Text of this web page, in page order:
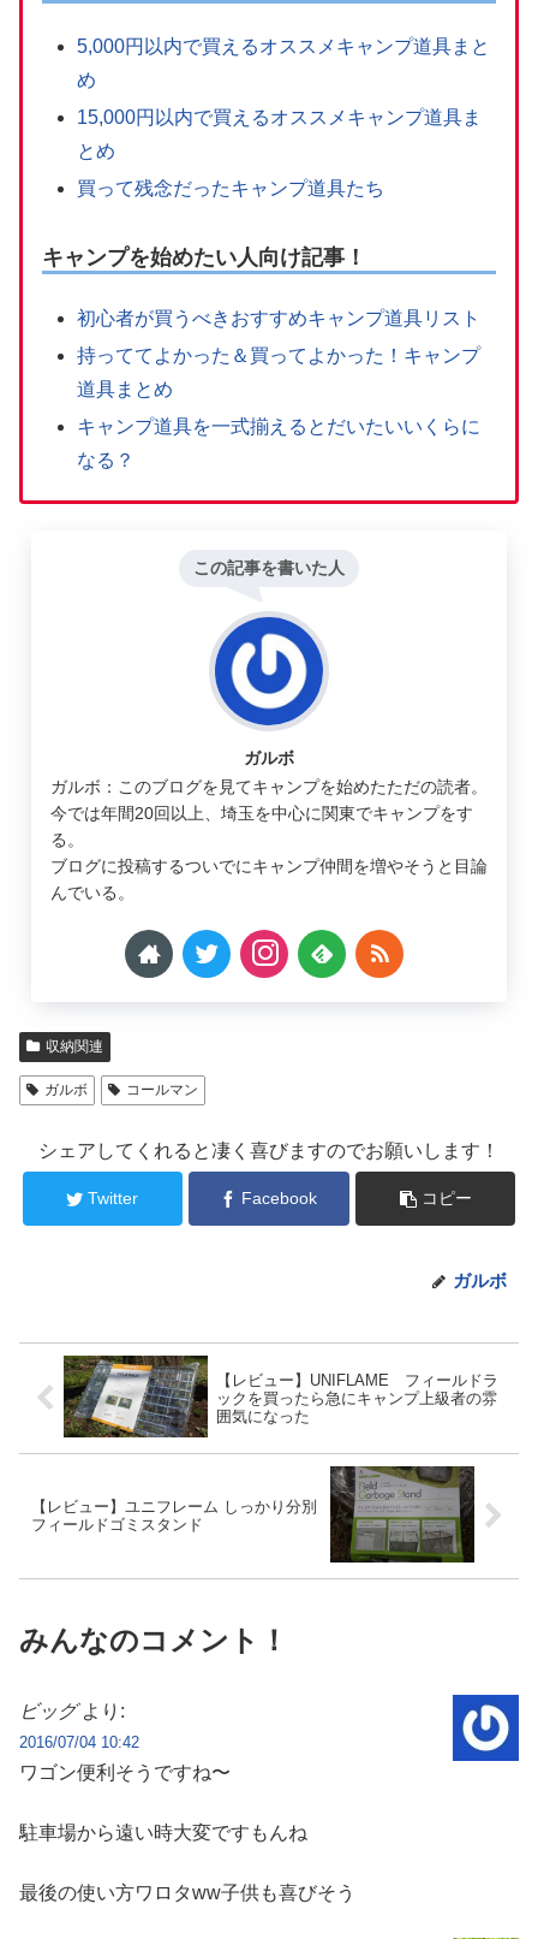
5,000円以内で買えるオススメキャンプ道具まと
め
15,000円以内で買えるオススメキャンプ道具ま
とめ
買って残念だったキャンプ道具たち
キャンプを始めたい人向け記事！
初心者が買うべきおすすめキャンプ道具リスト
持っててよかった＆買ってよかった！キャンプ
道具まとめ
キャンプ道具を一式揃えるとだいたいいくらに
なる？
この記事を書いた人
ガルボ
ガルボ：このブログを見てキャンプを始めたただの読者。
今では年間20回以上、埼玉を中心に関東でキャンプをす
る。
ブログに投稿するついでにキャンプ仲間を増やそうと目論
んでいる。
収納関連
ガルボ コールマン
シェアしてくれると凄く喜びますのでお願いします！
Twitter Facebook コピー
ガルボ
【レビュー】UNIFLAME フィールドラ
ックを買ったら急にキャンプ上級者の雰
囲気になった
【レビュー】ユニフレーム しっかり分別
フィールドゴミスタンド
みんなのコメント！
ビッグ より:
2016/07/04 10:42
ワゴン便利そうですね〜
駐車場から遠い時大変ですもんね
最後の使い方ワロタww子供も喜びそう